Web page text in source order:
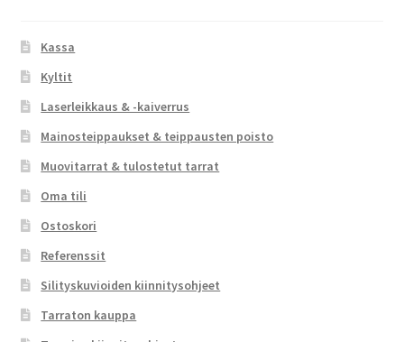
Kassa
Kyltit
Laserleikkaus & -kaiverrus
Mainosteippaukset & teippausten poisto
Muovitarrat & tulostetut tarrat
Oma tili
Ostoskori
Referenssit
Silityskuvioiden kiinnitysohjeet
Tarraton kauppa